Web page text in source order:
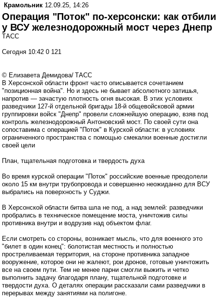
Крамольник 12.09.25, 14:26
Операция "Поток" по-херсонски: как отбили
у ВСУ железнодорожный мост через Днепр
ТАСС
Сегодня 10:42 0 121
© Елизавета Демидова/ ТАСС
В Херсонской области фронт часто описывается сочетанием
"позиционная война". Но и здесь не бывает абсолютного затишья,
напротив — зачастую плотность огня высокая. В этих условиях
разведчики 127-й отдельной бригады 18-й общевойсковой армии
группировки войск "Днепр" провели сложнейшую операцию, взяв под
контроль железнодорожный Антоновский мост. По своей сути она
сопоставима с операцией "Поток" в Курской области: в условиях
ограниченного пространства с помощью смекалки военные достигли
своей цели
План, тщательная подготовка и твердость духа
Во время курской операции "Поток" российские военные преодолели
около 15 км внутри трубопровода и совершенно неожиданно для ВСУ
выбрались на поверхность у Суджи.
В Херсонской области битва шла не под, а над землей: разведчики
пробрались в техническое помещение моста, уничтожив силы
противника внутри и водрузив над объектом флаг.
Если смотреть со стороны, возникает мысль, что для военного это
"билет в один конец": болотистая местность и полностью
простреливаемая территория, на стороне противника западное
вооружение, которое они не жалеют, рои дронов, готовые уничтожить
все на своем пути. Тем не менее парни смогли выжить и четко
выполнить задачу благодаря плану, тщательной подготовке и
твердости духа. О деталях операции рассказали сами разведчики в
перерывах между занятиями на полигоне.